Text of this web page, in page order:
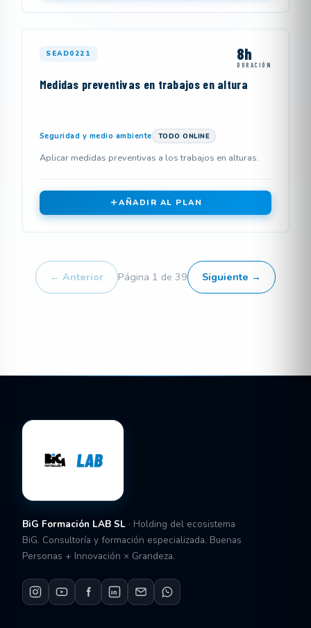
SEAD0221 8h
DURACIÓN
Medidas preventivas en trabajos en altura
Seguridad y medio ambiente TODO ONLINE
Aplicar medidas preventivas a los trabajos en alturas.
AÑADIR AL PLAN
← Anterior Página 1 de 39 Siguiente →
BiG Formación LAB SL · Holding del ecosistema
BiG. Consultoría y formación especializada. Buenas
Personas + Innovación × Grandeza.